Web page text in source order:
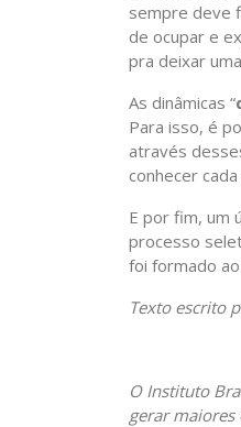
sempre deve
de ocupar e
pra deixar
As dinâmicas “
Para isso, é
através
conhecer
E por fim, um
processo
foi formado
Texto escrito
O Instituto
gerar maiores